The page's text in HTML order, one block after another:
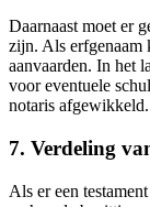
Daarnaast moet er
zijn. Als erfgenaam
aanvaarden. In het
voor eventuele
notaris afgewikkeld.
7. Verdeling
Als er een